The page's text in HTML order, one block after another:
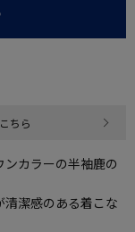
ちら
ンカラーの半袖鹿の
潔感のある着こな